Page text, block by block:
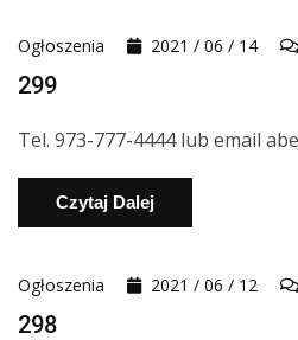
Ogłoszenia 2021 / 06 / 14
299
Tel. 973-777-4444 lub email
Czytaj Dalej
Ogłoszenia 2021 / 06 / 12
298